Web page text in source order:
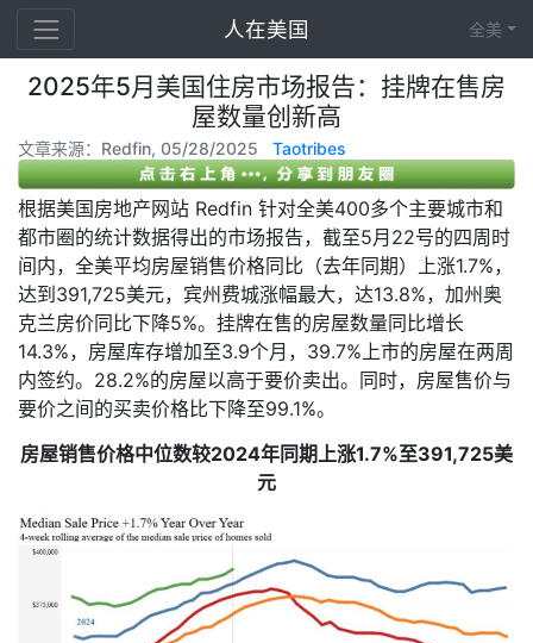
人在美国 全美
2025年5月美国住房市场报告：挂牌在售房
屋数量创新高
文章来源：Redfin, 05/28/2025 Taotribes
根据美国房地产网站 Redfin 针对全美400多个主要城市和
都市圈的统计数据得出的市场报告，截至5月22号的四周时
间内，全美平均房屋销售价格同比（去年同期）上涨1.7%，
达到391,725美元，宾州费城涨幅最大，达13.8%，加州奥
克兰房价同比下降5%。挂牌在售的房屋数量同比增长
14.3%，房屋库存增加至3.9个月，39.7%上市的房屋在两周
内签约。28.2%的房屋以高于要价卖出。同时，房屋售价与
要价之间的买卖价格比下降至99.1%。
房屋销售价格中位数较2024年同期 上涨1.7%至391,725美
元